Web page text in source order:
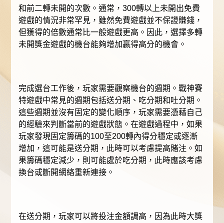
和前二轉未開的次數。通常，300轉以上未開出免費
遊戲的情況非常罕見，雖然免費遊戲並不保證賺錢，
但獲得的倍數通常比一般遊戲更高。因此，選擇多轉
未開獎金遊戲的機台能夠增加贏得高分的機會。
完成選台工作後，玩家需要觀察機台的週期。戰神賽
特遊戲中常見的週期包括送分期、吃分期和吐分期。
這些週期並沒有固定的變化順序，玩家需要憑藉自己
的經驗來判斷當前的遊戲狀態。在遊戲過程中，如果
玩家發現固定籌碼的100至200轉內得分穩定或逐漸
增加，這可能是送分期，此時可以考慮提高賭注。如
果籌碼穩定減少，則可能處於吃分期，此時應該考慮
換台或斷開網絡重新連接。
在送分期，玩家可以將投注金額調高，因為此時大獎